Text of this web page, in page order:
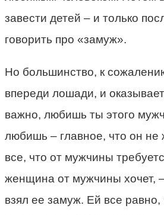
завести детей – и только
говорить про «замуж».
Но большинство, к
впереди лошади, и
важно, любишь ты этого
любишь – главное, что он
все, что от мужчины
женщина от мужчины хочет,
взял ее замуж. Ей все равно,